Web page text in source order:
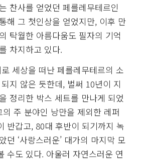
찬사를 얻었던 페를레무테르인
해 그 첫인상을 얻었지만, 이후 만
탁월한 아름다움도 필자의 기억
차지하고 있다.
세상을 떠난 페를레무테르의 소
지 않은 듯한데, 벌써 10년이 지
정리한 박스 세트를 만나게 되었
의 주 분야인 낭만을 제외한 레퍼
반갑고, 80대 후반이 되기까지 녹
던 ‘사랑스러운’ 대가의 마지막 모
수도 있다. 아울러 자연스러운 연